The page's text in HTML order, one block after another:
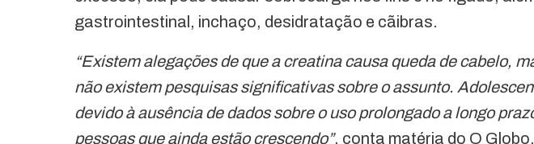
gastrointestinal, inchaço, desidratação e cãibras.
“Existem alegações de que a creatina causa queda de cabelo,
não existem pesquisas significativas sobre o assunto.
devido à ausência de dados sobre o uso prolongado a longo
pessoas que ainda estão crescendo”, conta matéria do O Globo.